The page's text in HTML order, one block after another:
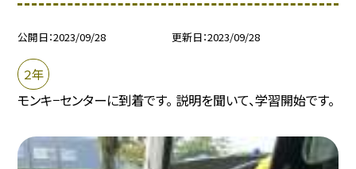
公開日 2023/09/28 更新日 2023/09/28
２年
モンキ−センターに到着です。 説明を聞いて、学習開始です。